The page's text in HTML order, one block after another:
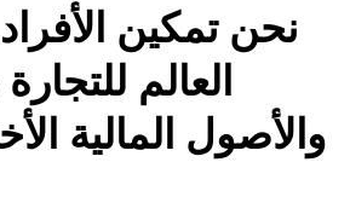
نحن تمكين
العالم